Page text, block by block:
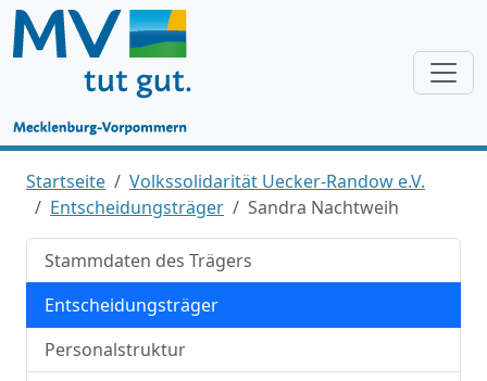
Startseite
Volkssolidarität Uecker-Randow e.V.
Entscheidungsträger
Sandra Nachtweih
Stammdaten des Trägers
Entscheidungsträger
Personalstruktur